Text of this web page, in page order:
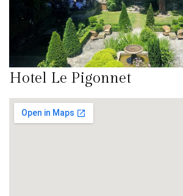
Hotel Le Pigonnet